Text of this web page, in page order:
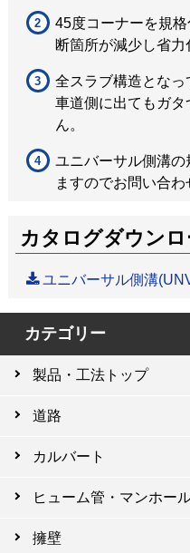
45度コーナーを規
断箇所が減少し省力
全スラブ構造とな
車道側に出てもガ
ん。
ユニバーサル側溝
ますのでお問い合わ
カタログダウンロ
ユニバーサル側溝
カテゴリー
製品・工法トップ
道路
カルバート
ヒューム管・マンホー
擁壁